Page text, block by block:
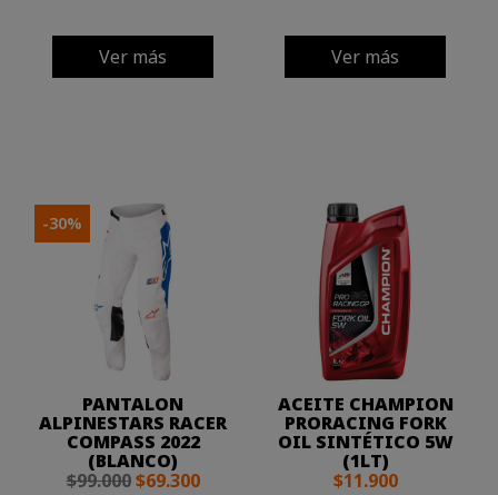
Ver más Ver más
PANTALON
ALPINESTARS RACER
COMPASS 2022
(BLANCO)
$99.000 $69.300
-30%
ACEITE CHAMPION
PRORACING FORK
OIL SINTÉTICO 5W
(1LT)
$11.900